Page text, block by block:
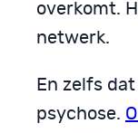
overkomt.
netwerk.
En zelfs
psychose.